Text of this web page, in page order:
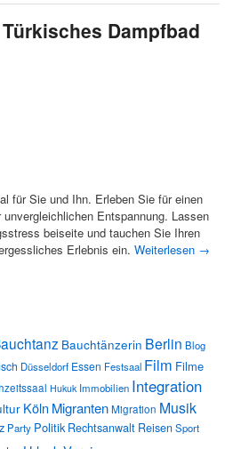
Dampfbad
für Sie und Ihn. Erleben Sie für einen
Entspannung. Lassen
beiseite und tauchen Sie Ihren
Erlebnis ein. Weiterlesen →
Bauchtänzerin Berlin Blog
Düsseldorf Essen Festsaal Film Filme
Hukuk Immobilien Integration
Köln MigrantenMigration Musik
Party Politik Rechtsanwalt ReisenSport